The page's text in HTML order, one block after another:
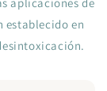
establecido en